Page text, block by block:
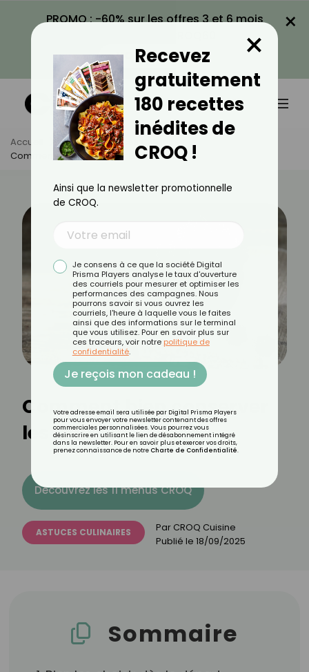
PROMO : -60% sur les offres 3 et 6 mois
VOIR LA PROMO
×
Accueil Actus
Astuces Culinaires
Comment Bien Conserver Les Mûres ?
Comment bien conserver
les mûres ?
Découvrez les 11 menus CROQ
ASTUCES CULINAIRES Par CROQ Cuisine
Publié le 18/09/2025
Sommaire
Recevez
gratuitement
180 recettes
inédites de
CROQ !
×
Ainsi que la newsletter promotionnelle
de CROQ.
Je consens à ce que la société Digital
Prisma Players analyse le taux d'ouverture
des courriels pour mesurer et optimiser les
performances des campagnes. Nous
pourrons savoir si vous ouvrez les
courriels, l'heure à laquelle vous le faites
ainsi que des informations sur le terminal
que vous utilisez. Pour en savoir plus sur
ces traceurs, voir notre politique de
confidentialité.
Je reçois mon cadeau !
Votre adresse email sera utilisée par Digital Prisma Players
pour vous envoyer votre newsletter contenant des offres
commerciales personnalisées. Vous pourrez vous
désinscrire en utilisant le lien de désabonnement intégré
dans la newsletter. Pour en savoir plus et exercer vos droits,
prenez connaissance de notre Charte de Confidentialité.